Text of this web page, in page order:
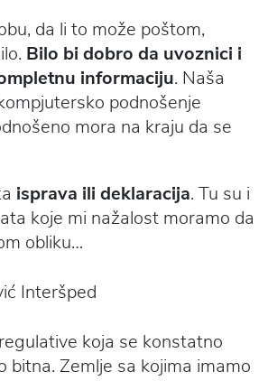
da li to može poštom,
Bilo bi dobro da uvoznici i
informaciju. Naša
podnošenje
mora na kraju da se
isprava ili deklaracija. Tu su i
koje mi nažalost moramo da
obliku…
koja se konstatno
bitna. Zemlje sa kojima imamo